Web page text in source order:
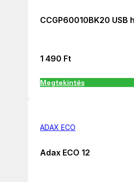
CCGP60010BK20 USB
1 490 Ft
Megtekintés
ADAX ECO
Adax ECO 12